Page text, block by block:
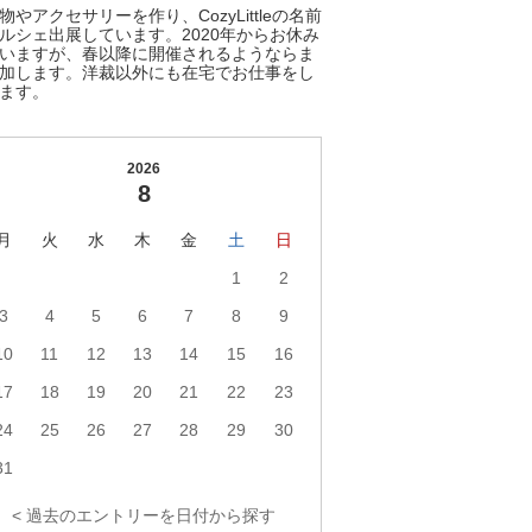
やアクセサリーを作り、CozyLittleの名前
シェ出展しています。2020年からお休み
ますが、春以降に開催されるようならま
します。洋裁以外にも在宅でお仕事をし
す。
2026
8
月 火 水 木 金 土
日
1
2
3
4 5 6 7 8
9
11 12 13 14 15
16
18 19 20 21 22
23
25 26 27 28 29
30
< 過去のエントリーを日付から探す